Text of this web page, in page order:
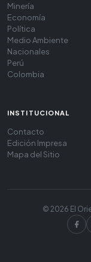
Minería
Economía
Política
Medio Ambiente
Nacionales
Perú
Colombia
INSTITUCIONAL
Contacto
Edición Impresa
Mapa del Sitio
© 2026 El